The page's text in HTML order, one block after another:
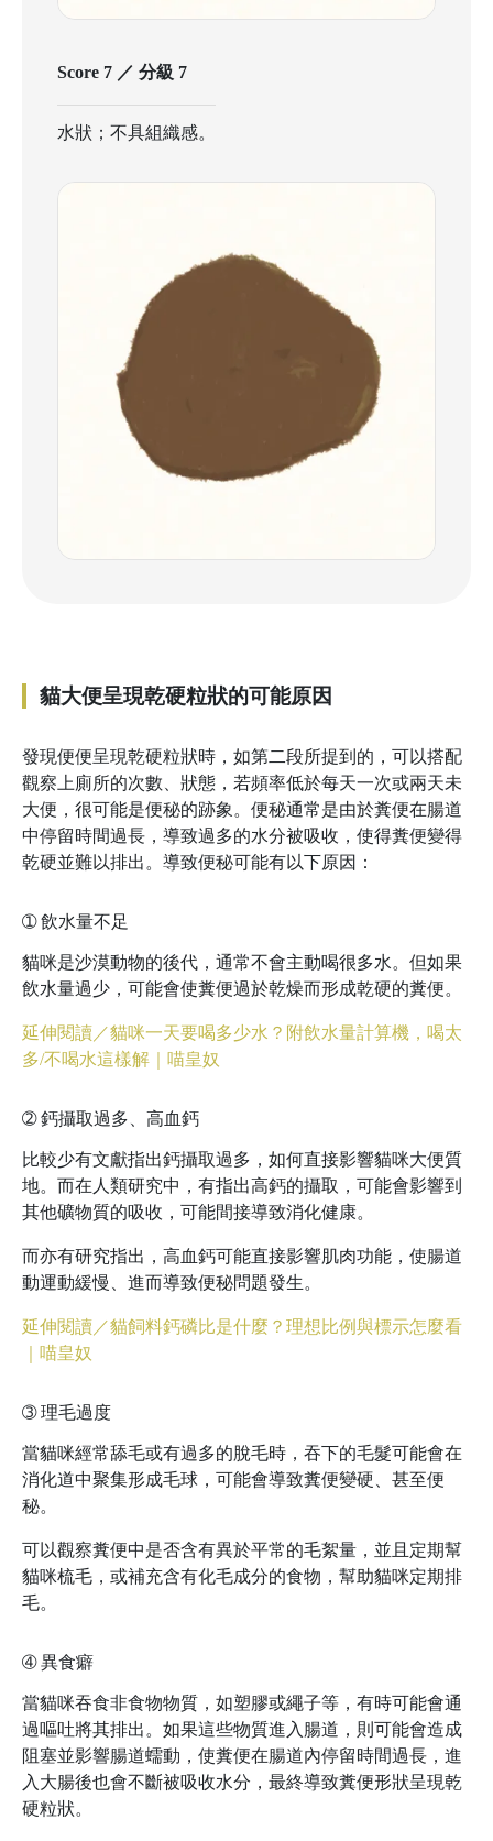
Score 7 ／ 分級 7
水狀；不具組織感。
貓大便呈現乾硬粒狀的可能原因
發現便便呈現乾硬粒狀時，如第二段所提到的，可以搭配
觀察上廁所的次數、狀態，若頻率低於每天一次或兩天未
大便，很可能是便秘的跡象。便秘通常是由於糞便在腸道
中停留時間過長，導致過多的水分被吸收，使得糞便變得
乾硬並難以排出。導致便秘可能有以下原因：
➀飲水量不足
貓咪是沙漠動物的後代，通常不會主動喝很多水。但如果
飲水量過少，可能會使糞便過於乾燥而形成乾硬的糞便。
延伸閱讀／貓咪一天要喝多少水？附飲水量計算機，喝太
多/不喝水這樣解｜喵皇奴
➁鈣攝取過多、高血鈣
比較少有文獻指出鈣攝取過多，如何直接影響貓咪大便質
地。而在人類研究中，有指出高鈣的攝取，可能會影響到
其他礦物質的吸收，可能間接導致消化健康。
而亦有研究指出，高血鈣可能直接影響肌肉功能，使腸道
動運動緩慢、進而導致便秘問題發生。
延伸閱讀／貓飼料鈣磷比是什麼？理想比例與標示怎麼看
｜喵皇奴
➂理毛過度
當貓咪經常舔毛或有過多的脫毛時，吞下的毛髮可能會在
消化道中聚集形成毛球，可能會導致糞便變硬、甚至便
秘。
可以觀察糞便中是否含有異於平常的毛絮量，並且定期幫
貓咪梳毛，或補充含有化毛成分的食物，幫助貓咪定期排
毛。
➃異食癖
當貓咪吞食非食物物質，如塑膠或繩子等，有時可能會通
過嘔吐將其排出。如果這些物質進入腸道，則可能會造成
阻塞並影響腸道蠕動，使糞便在腸道內停留時間過長，進
入大腸後也會不斷被吸收水分，最終導致糞便形狀呈現乾
硬粒狀。